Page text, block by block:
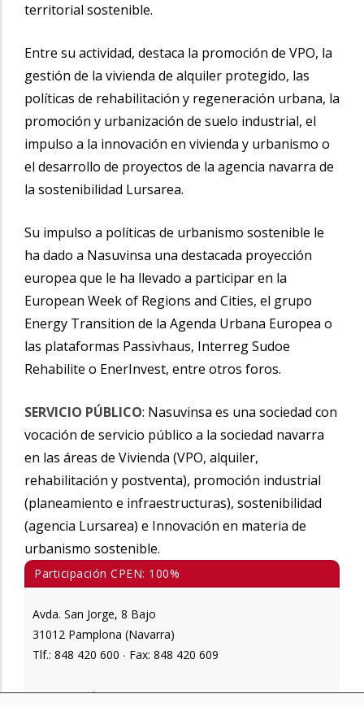
territorial sostenible.
Entre su actividad, destaca la promoción de VPO, la
gestión de la vivienda de alquiler protegido, las
políticas de rehabilitación y regeneración urbana, la
promoción y urbanización de suelo industrial, el
impulso a la innovación en vivienda y urbanismo o
el desarrollo de proyectos de la agencia navarra de
la sostenibilidad Lursarea.
Su impulso a políticas de urbanismo sostenible le
ha dado a Nasuvinsa una destacada proyección
europea que le ha llevado a participar en la
European Week of Regions and Cities, el grupo
Energy Transition de la Agenda Urbana Europea o
las plataformas Passivhaus, Interreg Sudoe
Rehabilite o EnerInvest, entre otros foros.
SERVICIO PÚBLICO: Nasuvinsa es una sociedad con
vocación de servicio público a la sociedad navarra
en las áreas de Vivienda (VPO, alquiler,
rehabilitación y postventa), promoción industrial
(planeamiento e infraestructuras), sostenibilidad
(agencia Lursarea) e Innovación en materia de
urbanismo sostenible.
Participación CPEN: 100%
Avda. San Jorge, 8 Bajo
31012 Pamplona (Navarra)
Tlf.: 848 420 600 · Fax: 848 420 609
www.nasuvinsa.es